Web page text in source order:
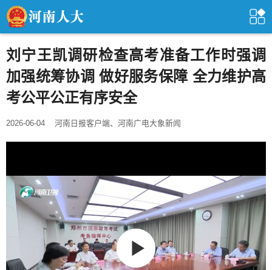
刘宁王凯调研检查高考准备工作时强调
加强统筹协调 做好服务保障 全力维护高
考公平公正有序安全
2026-06-04 河南日报客户端、河南广电大象新闻